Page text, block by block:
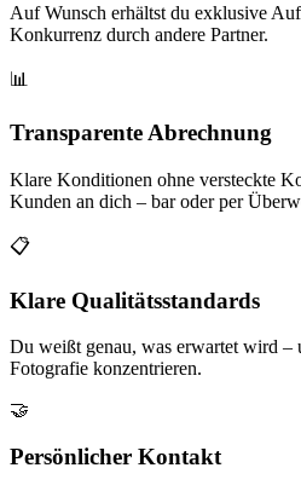
Auf Wunsch erhältst du exklusive
Konkurrenz durch andere Partner.
📊
Transparente Abrechnung
Klare Konditionen ohne versteckte
Kunden an dich – bar oder per
📋
Klare Qualitätsstandards
Du weißt genau, was erwartet wird –
Fotografie konzentrieren.
🤝
Persönlicher Kontakt